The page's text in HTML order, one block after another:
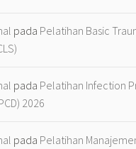
pada Pelatihan Basic
pada Pelatihan Infection
2026
pada Pelatihan